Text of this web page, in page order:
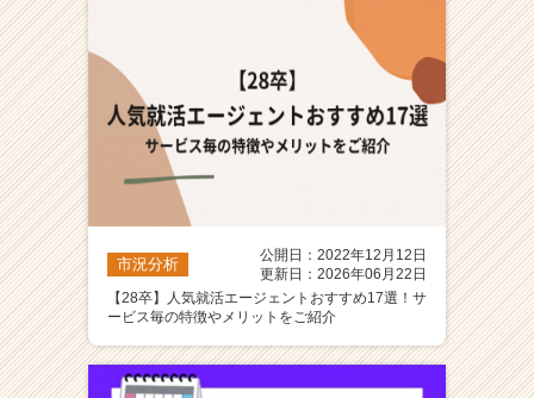
市況分析
公開日：2022年12月12日
更新日：2026年06月22日
【28卒】人気就活エージェントおすすめ17選！サ
ービス毎の特徴やメリットをご紹介